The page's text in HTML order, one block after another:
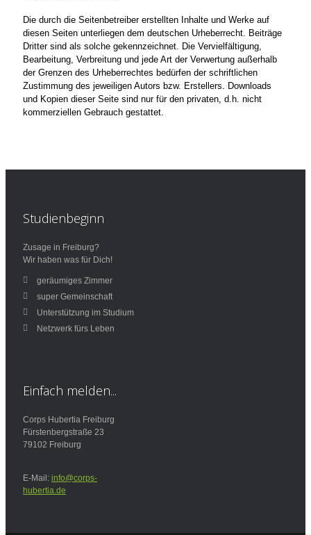
Die durch die Seitenbetreiber erstellten Inhalte und Werke auf
diesen Seiten unterliegen dem deutschen Urheberrecht. Beiträge
Dritter sind als solche gekennzeichnet. Die Vervielfältigung,
Bearbeitung, Verbreitung und jede Art der Verwertung außerhalb
der Grenzen des Urheberrechtes bedürfen der schriftlichen
Zustimmung des jeweiligen Autors bzw. Erstellers. Downloads
und Kopien dieser Seite sind nur für den privaten, d.h. nicht
kommerziellen Gebrauch gestattet.
Studienbeginn
Zusage in Freiburg?
Wir haben was für Dich!
geräumiges Zimmer
super Gemeinschaft
Unterstützung im Studium
Netzwerk fürs Leben
Einfach melden...
Corps Hubertia Freiburg
Fürstenbergstraße 23
79102 Freiburg
E-Mail: info@corps-
hubertia.de